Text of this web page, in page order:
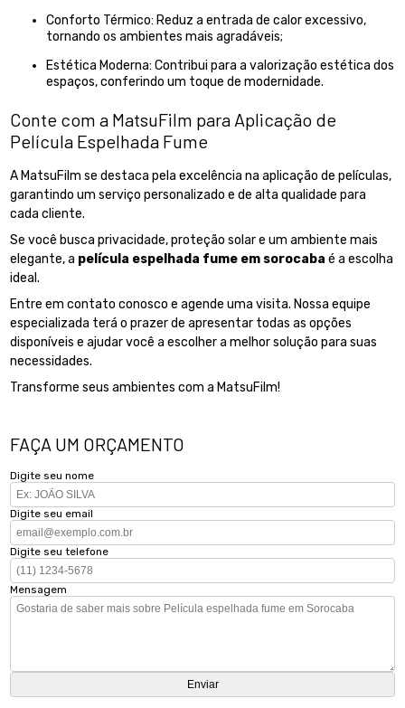
Conforto Térmico: Reduz a entrada de calor excessivo,
tornando os ambientes mais agradáveis;
Estética Moderna: Contribui para a valorização estética dos
espaços, conferindo um toque de modernidade.
Conte com a MatsuFilm para Aplicação de
Película Espelhada Fume
A MatsuFilm se destaca pela excelência na aplicação de películas,
garantindo um serviço personalizado e de alta qualidade para
cada cliente.
Se você busca privacidade, proteção solar e um ambiente mais
elegante, a película espelhada fume em sorocaba é a escolha
ideal.
Entre em contato conosco e agende uma visita. Nossa equipe
especializada terá o prazer de apresentar todas as opções
disponíveis e ajudar você a escolher a melhor solução para suas
necessidades.
Transforme seus ambientes com a MatsuFilm!
FAÇA UM ORÇAMENTO
Digite seu nome
Digite seu email
Digite seu telefone
Mensagem